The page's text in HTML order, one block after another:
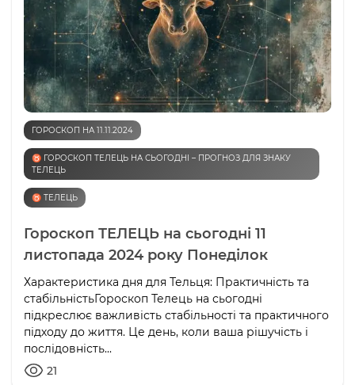
ГОРОСКОП НА 11.11.2024
♉️ ГОРОСКОП ТЕЛЕЦЬ НА СЬОГОДНІ – ПРОГНОЗ ДЛЯ ЗНАКУ
ТЕЛЕЦЬ
♉️ ТЕЛЕЦЬ
Гороскоп ТЕЛЕЦЬ на сьогодні 11
листопада 2024 року Понеділок
Характеристика дня для Тельця: Практичність та
стабільністьГороскоп Телець на сьогодні
підкреслює важливість стабільності та практичного
підходу до життя. Це день, коли ваша рішучість і
послідовність...
21